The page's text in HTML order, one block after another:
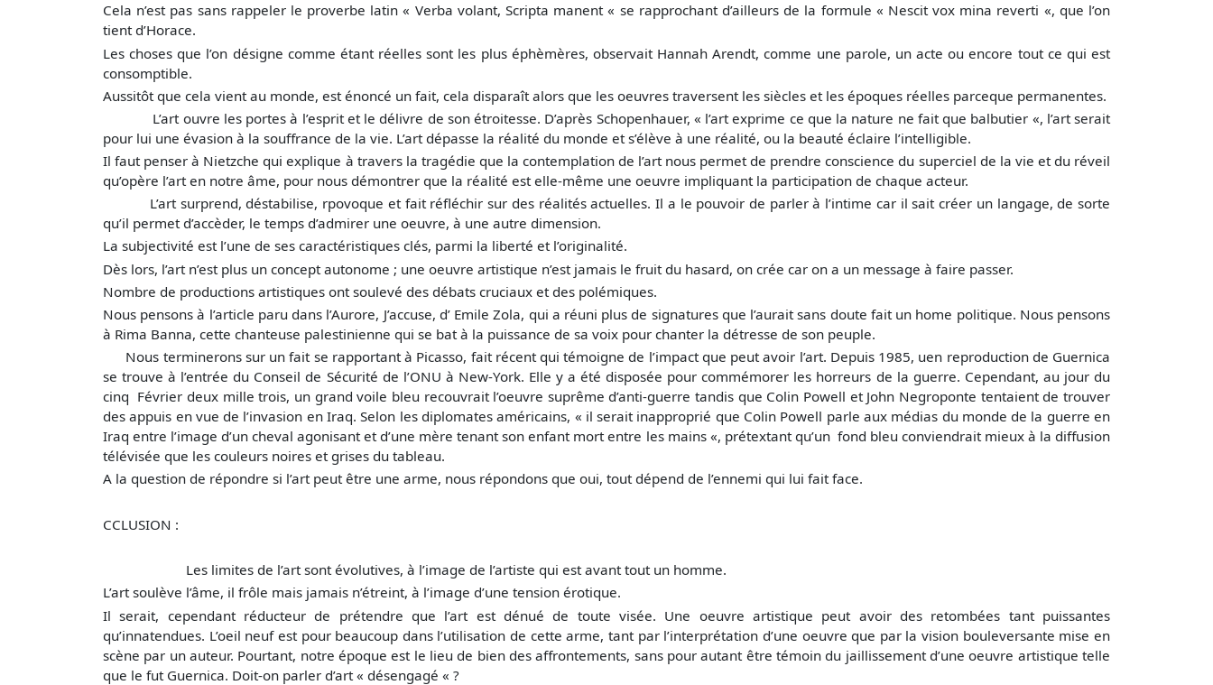
Cela n’est pas sans rappeler le proverbe latin « Verba volant, Scripta manent « se rapprochant d’ailleurs de la formule « Nescit vox mina reverti «, que l’on
tient d’Horace.
Les choses que l’on désigne comme étant réelles sont les plus éphèmères, observait Hannah Arendt, comme une parole, un acte ou encore tout ce qui est
consomptible.
Aussitôt que cela vient au monde, est énoncé un fait, cela disparaît alors que les oeuvres traversent les siècles et les époques réelles parceque permanentes.
L’art ouvre les portes à l’esprit et le délivre de son étroitesse. D’après Schopenhauer, « l’art exprime ce que la nature ne fait que balbutier «, l’art serait
pour lui une évasion à la souffrance de la vie. L’art dépasse la réalité du monde et s’élève à une réalité, ou la beauté éclaire l’intelligible.
Il faut penser à Nietzche qui explique à travers la tragédie que la contemplation de l’art nous permet de prendre conscience du superciel de la vie et du réveil
qu’opère l’art en notre âme, pour nous démontrer que la réalité est elle-même une oeuvre impliquant la participation de chaque acteur.
L’art surprend, déstabilise, rpovoque et fait réfléchir sur des réalités actuelles. Il a le pouvoir de parler à l’intime car il sait créer un langage, de sorte
qu’il permet d’accèder, le temps d’admirer une oeuvre, à une autre dimension.
La subjectivité est l’une de ses caractéristiques clés, parmi la liberté et l’originalité.
Dès lors, l’art n’est plus un concept autonome ; une oeuvre artistique n’est jamais le fruit du hasard, on crée car on a un message à faire passer.
Nombre de productions artistiques ont soulevé des débats cruciaux et des polémiques.
Nous pensons à l’article paru dans l’Aurore, J’accuse, d’ Emile Zola, qui a réuni plus de signatures que l’aurait sans doute fait un home politique. Nous pensons
à Rima Banna, cette chanteuse palestinienne qui se bat à la puissance de sa voix pour chanter la détresse de son peuple.
Nous terminerons sur un fait se rapportant à Picasso, fait récent qui témoigne de l’impact que peut avoir l’art. Depuis 1985, uen reproduction de Guernica
se trouve à l’entrée du Conseil de Sécurité de l’ONU à New-York. Elle y a été disposée pour commémorer les horreurs de la guerre. Cependant, au jour du
cinq Février deux mille trois, un grand voile bleu recouvrait l’oeuvre suprême d’anti-guerre tandis que Colin Powell et John Negroponte tentaient de trouver
des appuis en vue de l’invasion en Iraq. Selon les diplomates américains, « il serait inapproprié que Colin Powell parle aux médias du monde de la guerre en
Iraq entre l’image d’un cheval agonisant et d’une mère tenant son enfant mort entre les mains «, prétextant qu’un fond bleu conviendrait mieux à la diffusion
télévisée que les couleurs noires et grises du tableau.
A la question de répondre si l’art peut être une arme, nous répondons que oui, tout dépend de l’ennemi qui lui fait face.
CCLUSION :
Les limites de l’art sont évolutives, à l’image de l’artiste qui est avant tout un homme.
L’art soulève l’âme, il frôle mais jamais n’étreint, à l’image d’une tension érotique.
Il serait, cependant réducteur de prétendre que l’art est dénué de toute visée. Une oeuvre artistique peut avoir des retombées tant puissantes
qu’innatendues. L’oeil neuf est pour beaucoup dans l’utilisation de cette arme, tant par l’interprétation d’une oeuvre que par la vision bouleversante mise en
scène par un auteur. Pourtant, notre époque est le lieu de bien des affrontements, sans pour autant être témoin du jaillissement d’une oeuvre artistique telle
que le fut Guernica. Doit-on parler d’art « désengagé « ?